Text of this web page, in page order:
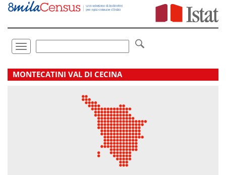
Vai
direttamente
Toggle
navigation
.
MONTECATINI VAL DI CECINA